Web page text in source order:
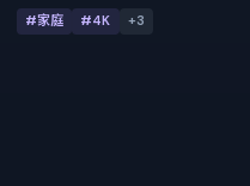
#家庭 #4K +3